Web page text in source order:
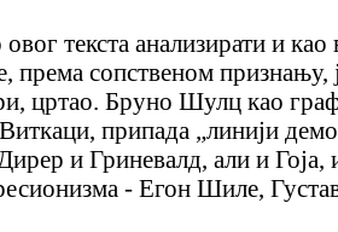
текста анализирати и као
према сопственом
цртао. Бруно Шулц као
припада „линији
и Гриневалд, али и
- Егон Шиле,